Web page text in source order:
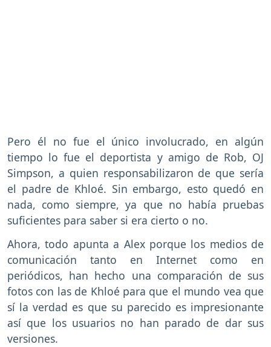
Pero él no fue el único involucrado, en algún
tiempo lo fue el deportista y amigo de Rob, OJ
Simpson, a quien responsabilizaron de que sería
el padre de Khloé. Sin embargo, esto quedó en
nada, como siempre, ya que no había pruebas
suficientes para saber si era cierto o no.
Ahora, todo apunta a Alex porque los medios de
comunicación tanto en Internet como en
periódicos, han hecho una comparación de sus
fotos con las de Khloé para que el mundo vea que
sí la verdad es que su parecido es impresionante
así que los usuarios no han parado de dar sus
versiones.